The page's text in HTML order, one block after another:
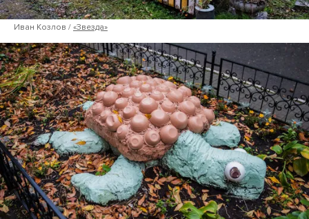
Иван Козлов / «Звезда»